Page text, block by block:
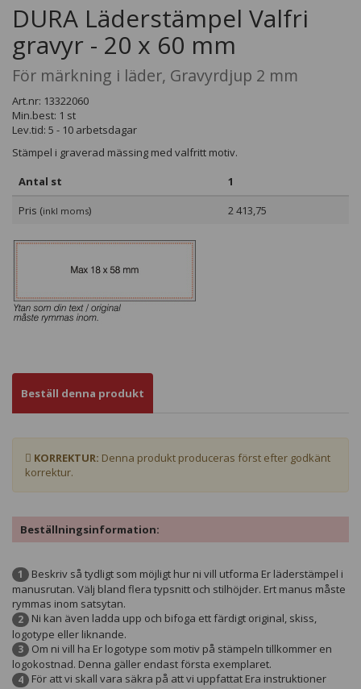
DURA Läderstämpel Valfri
gravyr - 20 x 60 mm
För märkning i läder, Gravyrdjup 2 mm
Art.nr: 13322060
Min.best: 1 st
Lev.tid: 5 - 10 arbetsdagar
Stämpel i graverad mässing med valfritt motiv.
Antal st
1
Pris (inkl moms) 2 413,75
Beställ denna produkt
KORREKTUR: Denna produkt produceras först efter godkänt
korrektur.
Beställningsinformation:
1
Beskriv så tydligt som möjligt hur ni vill utforma Er läderstämpel i
manusrutan. Välj bland flera typsnitt och stilhöjder. Ert manus måste
rymmas inom satsytan.
2
Ni kan även ladda upp och bifoga ett färdigt original, skiss,
logotype eller liknande.
3
Om ni vill ha Er logotype som motiv på stämpeln tillkommer en
logokostnad. Denna gäller endast första exemplaret.
4
För att vi skall vara säkra på att vi uppfattat Era instruktioner